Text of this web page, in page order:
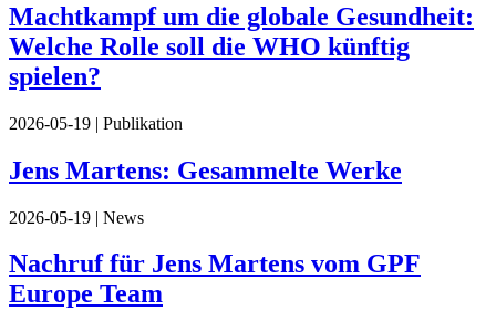
Machtkampf um die globale Gesundheit:
Welche Rolle soll die WHO künftig
spielen?
2026-05-19 | Publikation
Jens Martens: Gesammelte Werke
2026-05-19 | News
Nachruf für Jens Martens vom GPF
Europe Team